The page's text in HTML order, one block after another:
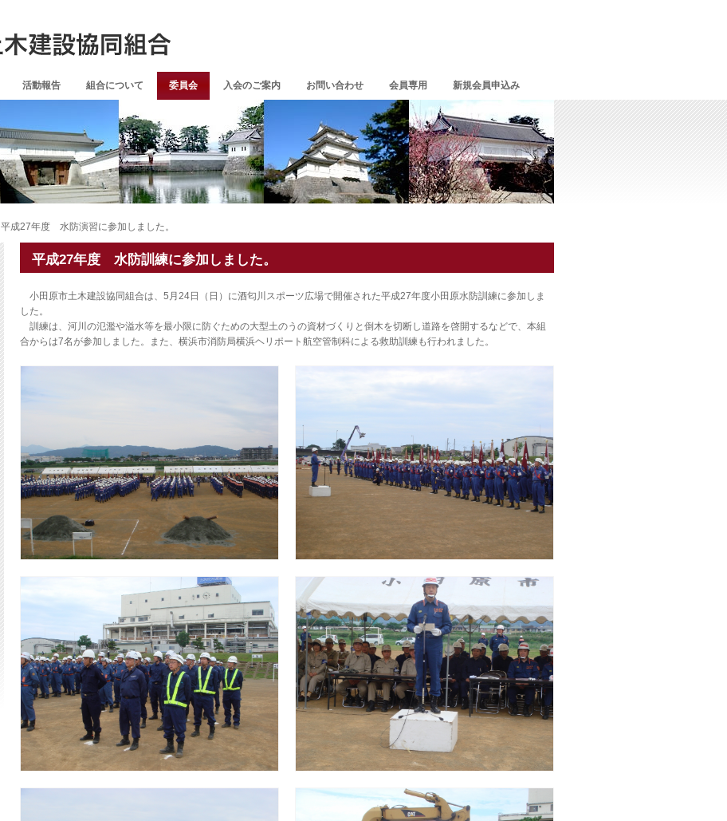
活動報告 組合について 委員会 入会のご案内 お問い合わせ 会員専用 新規会員申込み
平成27年度 水防演習に参加しました。
平成27年度 水防訓練に参加しました。
小田原市土木建設協同組合は、5月24日（日）に酒匂川スポーツ広場で開催された平成27年度小田原水防訓練に参加しま
した。
訓練は、河川の氾濫や溢水等を最小限に防ぐための大型土のうの資材づくりと倒木を切断し道路を啓開するなどで、本組
合からは7名が参加しました。また、横浜市消防局横浜ヘリポート航空管制科による救助訓練も行われました。